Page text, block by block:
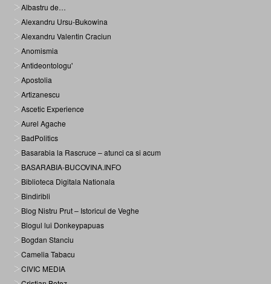
Albastru de…
Alexandru Ursu-Bukowina
Alexandru Valentin Craciun
Anomismia
Antideontologu'
Apostolia
Artizanescu
Ascetic Experience
Aurel Agache
BadPolitics
Basarabia la Rascruce – atunci ca si acum
BASARABIA-BUCOVINA.INFO
Biblioteca Digitala Nationala
Bindiribli
Blog Nistru Prut – Istoricul de Veghe
Blogul lui Donkeypapuas
Bogdan Stanciu
Camelia Tabacu
CIVIC MEDIA